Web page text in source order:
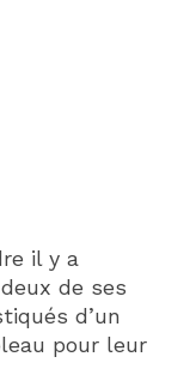
il y a
de ses
d’un
pour leur